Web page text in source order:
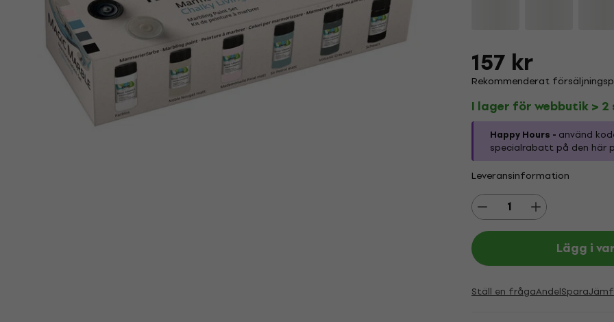
157 kr
Rekommenderat
I lager för webbutik > 2
Happy Hours - använd
specialrabatt på den här
Leveransinformation
Lägg i
Ställ en frågaAndelSpara